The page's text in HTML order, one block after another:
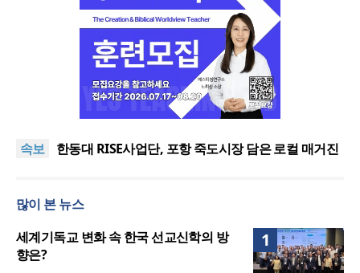
속보
느헤미야 연합기도회, ‘왕의 기도’로 나라·한국교회·다
여”
한동대 RISE사업단, 포항 죽도시장 담은 로컬 매거진
느헤미야 연합기도회, ‘왕의 기도’로 나라·한국교회·다
세기총 “자유를 지키며 하나 된 희망의 미래를 향하
여”
많이 본 뉴스
1
세계기독교 변화 속 한국 선교신학의 방
향은?